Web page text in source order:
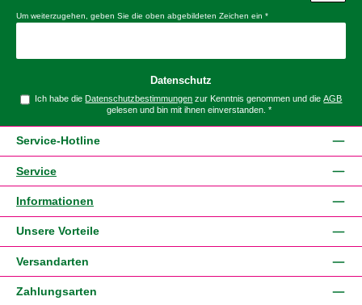
Um weiterzugehen, geben Sie die oben abgebildeten Zeichen ein *
Datenschutz
Ich habe dieDatenschutzbestimmungen zur Kenntnis genommen und dieAGB
gelesen und bin mit ihnen einverstanden. *
Service-Hotline
Service
Informationen
Unsere Vorteile
Versandarten
Zahlungsarten